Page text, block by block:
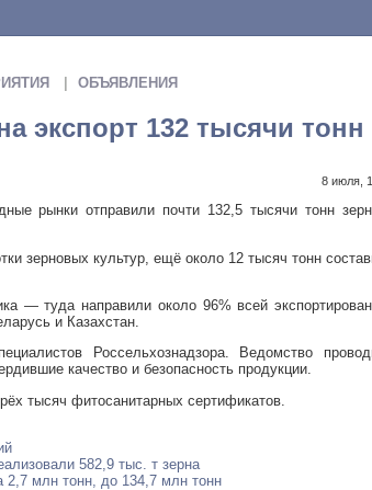
ОБЪЯВЛЕНИЯ
экспорт 132 тысячи тонн
8 июля,
рынки отправили почти 132,5 тысячи тонн
зерновых культур, ещё около 12 тысяч тонн
— туда направили около 96% всей
и Казахстан.
Россельхознадзора. Ведомство
качество и безопасность продукции.
тысяч фитосанитарных сертификатов.
582,9 тыс. т зерна
2,7 млн тонн, до 134,7 млн тонн